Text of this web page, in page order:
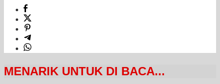
MENARIK UNTUK DI BACA...